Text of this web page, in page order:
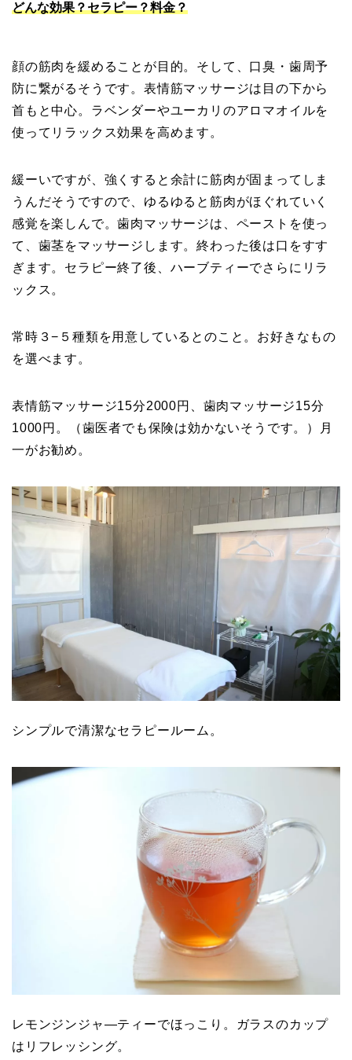
どんな効果？セラピー？料金？
顔の筋肉を緩めることが目的。そして、口臭・歯周予
防に繋がるそうです。表情筋マッサージは目の下から
首もと中心。ラベンダーやユーカリのアロマオイルを
使ってリラックス効果を高めます。
緩ーいですが、強くすると余計に筋肉が固まってしま
うんだそうですので、ゆるゆると筋肉がほぐれていく
感覚を楽しんで。歯肉マッサージは、ペーストを使っ
て、歯茎をマッサージします。終わった後は口をすす
ぎます。セラピー終了後、ハーブティーでさらにリラ
ックス。
常時３−５種類を用意しているとのこと。お好きなもの
を選べます。
表情筋マッサージ15分2000円、歯肉マッサージ15分
1000円。（歯医者でも保険は効かないそうです。）月
一がお勧め。
シンプルで清潔なセラピールーム。
レモンジンジャ―ティーでほっこり。ガラスのカップ
はリフレッシング。